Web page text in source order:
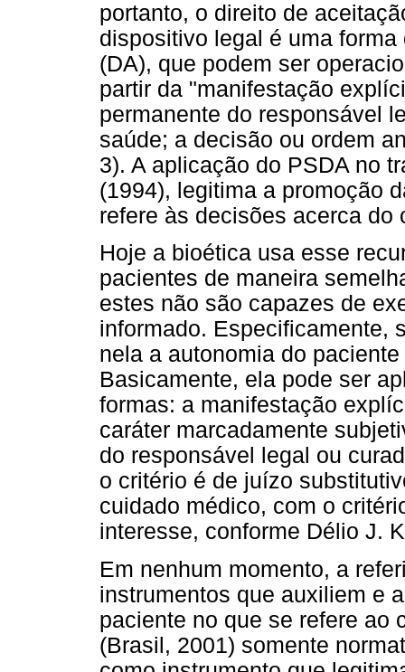
portanto, o direito de
dispositivo legal é uma
(DA), que podem ser
partir da "manifestação
permanente do responsável
saúde; a decisão ou ordem
3). A aplicação do PSDA no
(1994), legitima a promoção
refere às decisões acerca do
Hoje a bioética usa esse
pacientes de maneira
estes não são capazes de
informado. Especificamente,
nela a autonomia do
Basicamente, ela pode ser
formas: a manifestação
caráter marcadamente
do responsável legal ou
o critério é de juízo
cuidado médico, com o
interesse, conforme Délio J.
Em nenhum momento, a
instrumentos que auxiliem e
paciente no que se refere ao
(Brasil, 2001) somente